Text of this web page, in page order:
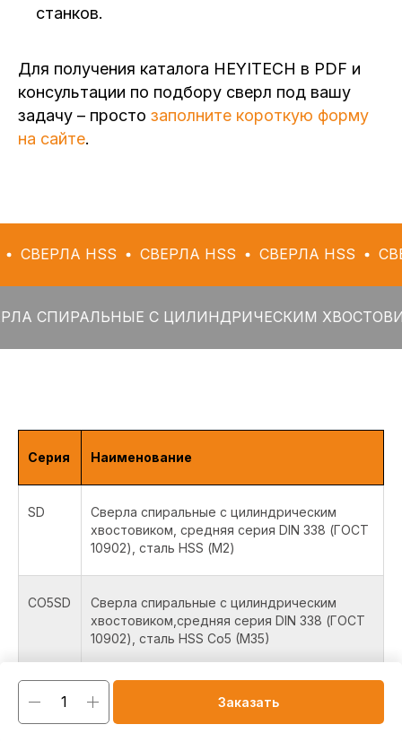
станков.
Для получения каталога HEYITECH в PDF и
консультации по подбору сверл под вашу
задачу – просто заполните короткую форму
на сайте.
HSS СВЕРЛА HSS СВЕРЛА HSS СВЕРЛА
С ЦИЛИНДРИЧЕСКИМ ХВОСТОВИКОМ
Серия Наименование
SD
Сверла спиральные с цилиндрическим
хвостовиком, средняя серия DIN 338 (ГОСТ
10902), сталь HSS (М2)
CO5SD
Сверла спиральные с цилиндрическим
хвостовиком,средняя серия DIN 338 (ГОСТ
10902), сталь HSS Co5 (M35)
CO8SD
Сверла спиральные с цилиндрическим
хвостовиком, средняя серия DIN 338 (ГОСТ
10902), сталь HSS Co8 (M42)
Заказать